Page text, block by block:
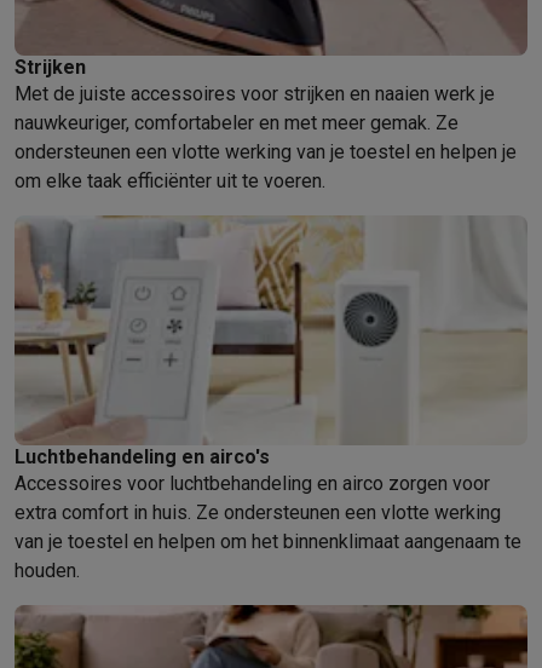
Strijken
Met de juiste accessoires voor strijken en naaien werk je
nauwkeuriger, comfortabeler en met meer gemak. Ze
ondersteunen een vlotte werking van je toestel en helpen je
om elke taak efficiënter uit te voeren.
Luchtbehandeling en airco's
Accessoires voor luchtbehandeling en airco zorgen voor
extra comfort in huis. Ze ondersteunen een vlotte werking
van je toestel en helpen om het binnenklimaat aangenaam te
houden.